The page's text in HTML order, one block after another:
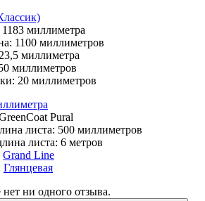
1183 миллиметра
1100 миллиметров
23,5 миллиметра
миллиметров
20 миллиметров
Pural
листа: 500 миллиметров
листа: 6 метров
Grand Line
Глянцевая
ни одного отзыва.